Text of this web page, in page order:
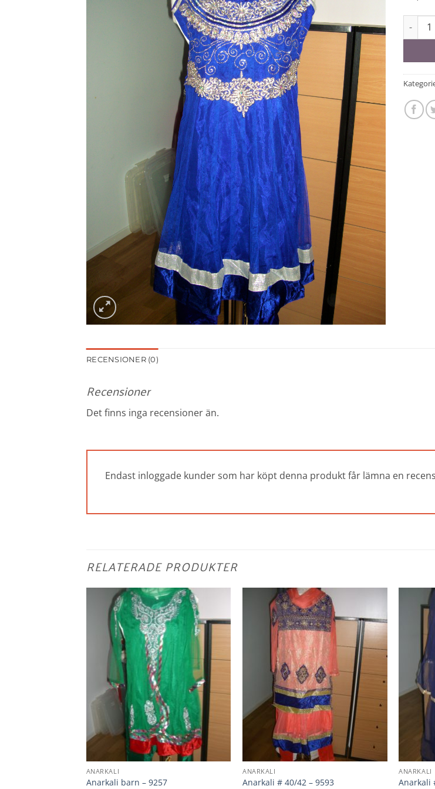
RECENSIONER (0)
Recensioner
Det finns inga recensioner än.
Endast inloggade kunder som har köpt denna produkt får lämna en
RELATERADE PRODUKTER
ANARKALI
Anarkali barn – 9257
ANARKALI
Anarkali # 40/42 – 9593
ANARKALI
Anarkali